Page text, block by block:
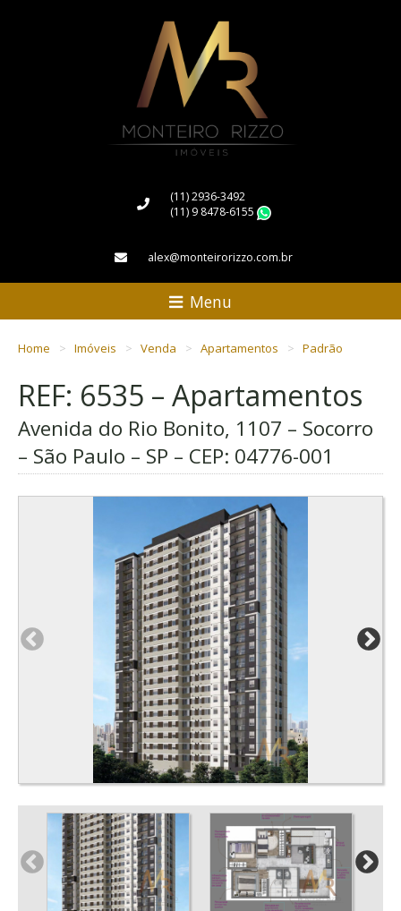
(11) 2936-3492
(11) 9 8478-6155
alex@monteirorizzo.com.br
Menu
Home Imóveis Venda Apartamentos Padrão
REF: 6535 – Apartamentos
Avenida do Rio Bonito, 1107 – Socorro
– São Paulo – SP – CEP: 04776-001